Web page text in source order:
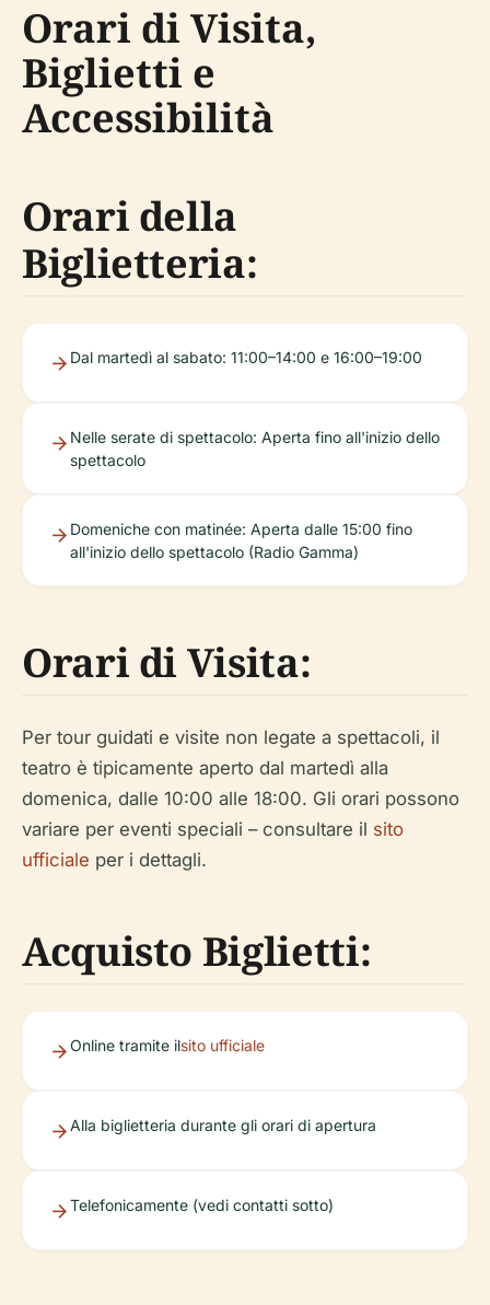
Orari di Visita,
Biglietti e
Accessibilità
Orari della
Biglietteria:
Dal martedì al sabato: 11:00–14:00 e 16:00–19:00
Nelle serate di spettacolo: Aperta fino all'inizio dello
spettacolo
Domeniche con matinée: Aperta dalle 15:00 fino
all'inizio dello spettacolo (Radio Gamma)
Orari di Visita:
Per tour guidati e visite non legate a spettacoli, il
teatro è tipicamente aperto dal martedì alla
domenica, dalle 10:00 alle 18:00. Gli orari possono
variare per eventi speciali – consultare il sito
ufficiale per i dettagli.
Acquisto Biglietti:
Online tramite ilsito ufficiale
Alla biglietteria durante gli orari di apertura
Telefonicamente (vedi contatti sotto)